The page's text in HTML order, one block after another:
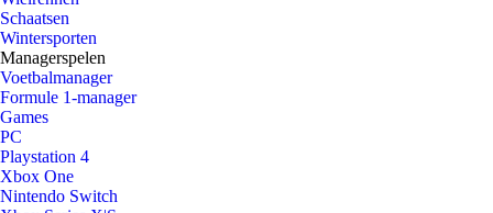
Schaatsen
Wintersporten
Managerspelen
Voetbalmanager
Formule 1-manager
Games
PC
Playstation 4
Xbox One
Nintendo Switch